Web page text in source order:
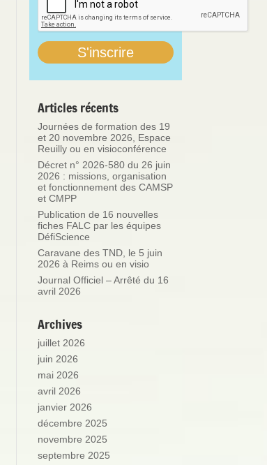
Articles récents
Journées de formation des 19
et 20 novembre 2026, Espace
Reuilly ou en visioconférence
Décret n° 2026-580 du 26 juin
2026 : missions, organisation
et fonctionnement des CAMSP
et CMPP
Publication de 16 nouvelles
fiches FALC par les équipes
DéfiScience
Caravane des TND, le 5 juin
2026 à Reims ou en visio
Journal Officiel – Arrêté du 16
avril 2026
Archives
juillet 2026
juin 2026
mai 2026
avril 2026
janvier 2026
décembre 2025
novembre 2025
septembre 2025